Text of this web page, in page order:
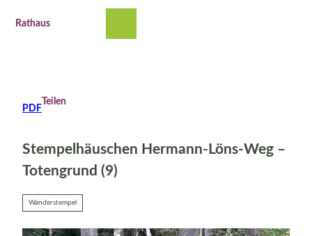
Rathaus
PDF
Teilen
Stempelhäuschen Hermann-Löns-Weg –
Totengrund (9)
Wanderstempel